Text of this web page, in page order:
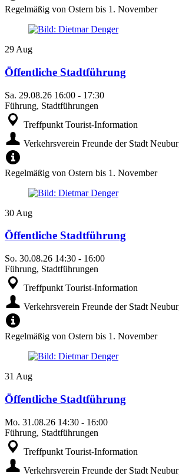
Regelmäßig von Ostern bis 1. November
29 Aug
Öffentliche Stadtführung
Sa. 29.08.26 16:00 - 17:30
Führung, Stadtführungen
Treffpunkt Tourist-Information
Verkehrsverein Freunde der Stadt
Regelmäßig von Ostern bis 1. November
30 Aug
Öffentliche Stadtführung
So. 30.08.26 14:30 - 16:00
Führung, Stadtführungen
Treffpunkt Tourist-Information
Verkehrsverein Freunde der Stadt
Regelmäßig von Ostern bis 1. November
31 Aug
Öffentliche Stadtführung
Mo. 31.08.26 14:30 - 16:00
Führung, Stadtführungen
Treffpunkt Tourist-Information
Verkehrsverein Freunde der Stadt